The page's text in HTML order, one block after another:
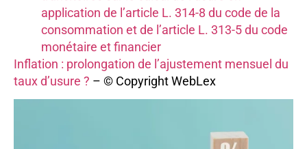
application de l’article L. 314-8 du code de la
consommation et de l’article L. 313-5 du code
monétaire et financier
Inflation : prolongation de l’ajustement mensuel du
taux d’usure ? – © Copyright WebLex